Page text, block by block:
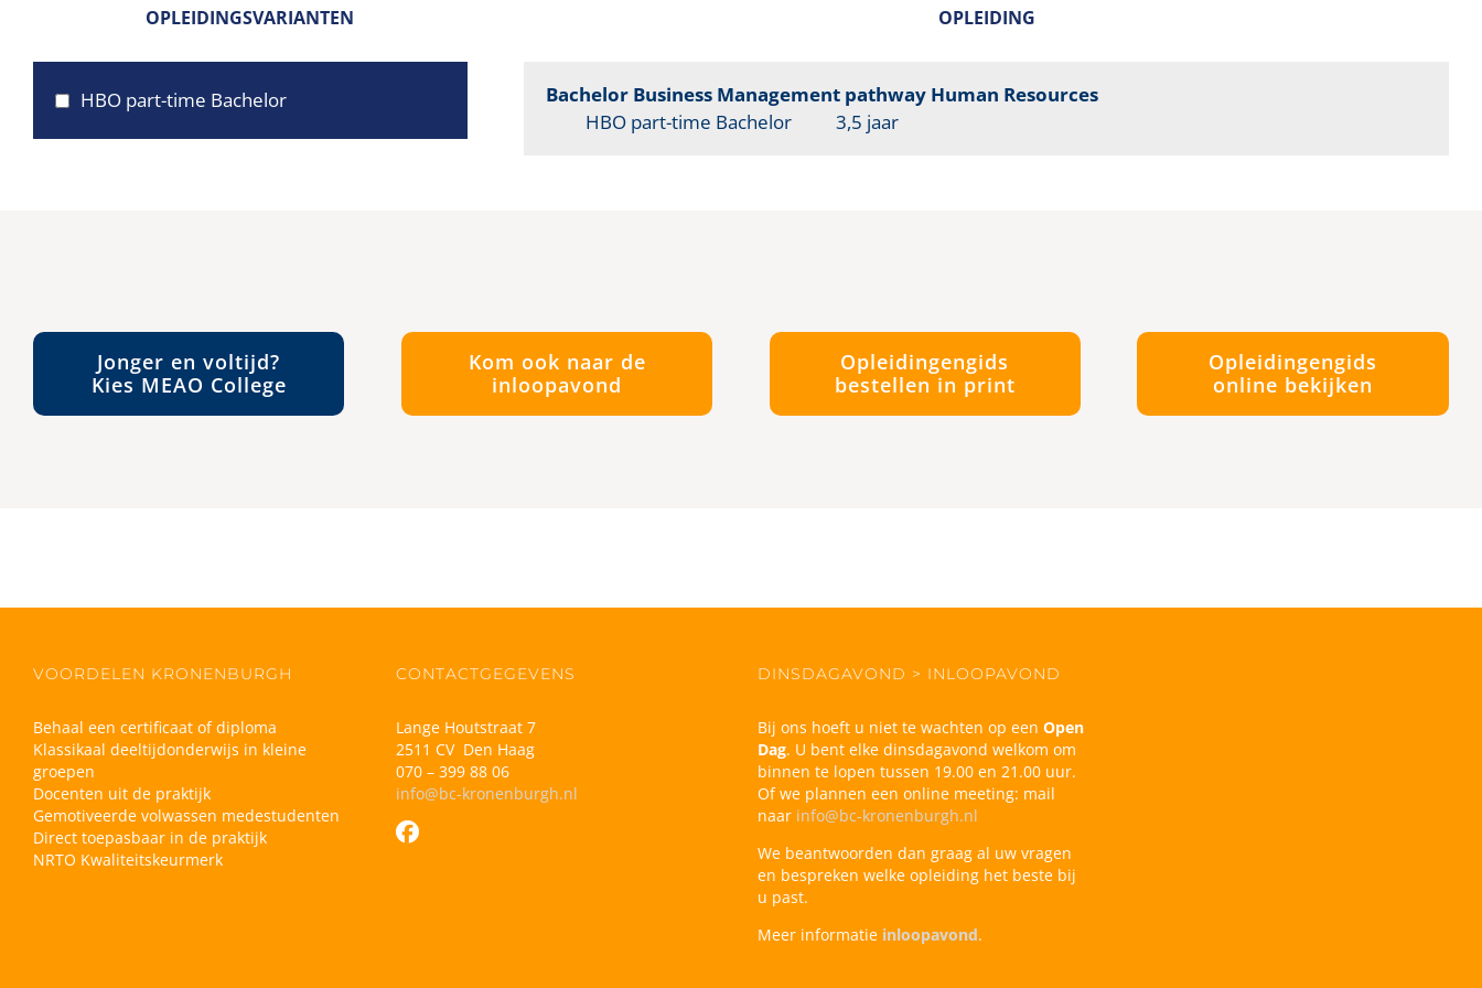
OPLEIDINGSVARIANTEN
HBO part-time Bachelor
OPLEIDING
Bachelor Business Management pathway Human Resources
HBO part-time Bachelor
3,5 jaar
Jonger en voltijd?
Kies MEAO College
Kom ook naar de
inloopavond
Opleidingengids
bestellen in print
Opleidingengids
online bekijken
VOORDELEN KRONENBURGH
Behaal een certificaat of diploma
Klassikaal deeltijdonderwijs in kleine
groepen
Docenten uit de praktijk
Gemotiveerde volwassen medestudenten
Direct toepasbaar in de praktijk
NRTO Kwaliteitskeurmerk
CONTACTGEGEVENS
Lange Houtstraat 7
2511 CV Den Haag
070 – 399 88 06
info@bc-kronenburgh.nl
DINSDAGAVOND > INLOOPAVOND
Bij ons hoeft u niet te wachten op een Open
Dag. U bent elke dinsdagavond welkom om
binnen te lopen tussen 19.00 en 21.00 uur.
Of we plannen een online meeting: mail
naar info@bc-kronenburgh.nl
We beantwoorden dan graag al uw vragen
en bespreken welke opleiding het beste bij
u past.
Meer informatie inloopavond.